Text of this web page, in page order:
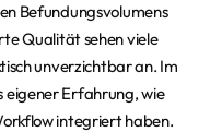
Befundungsvolumens
Qualität sehen viele
unverzichtbar an. Im
eigener Erfahrung, wie
integriert haben.